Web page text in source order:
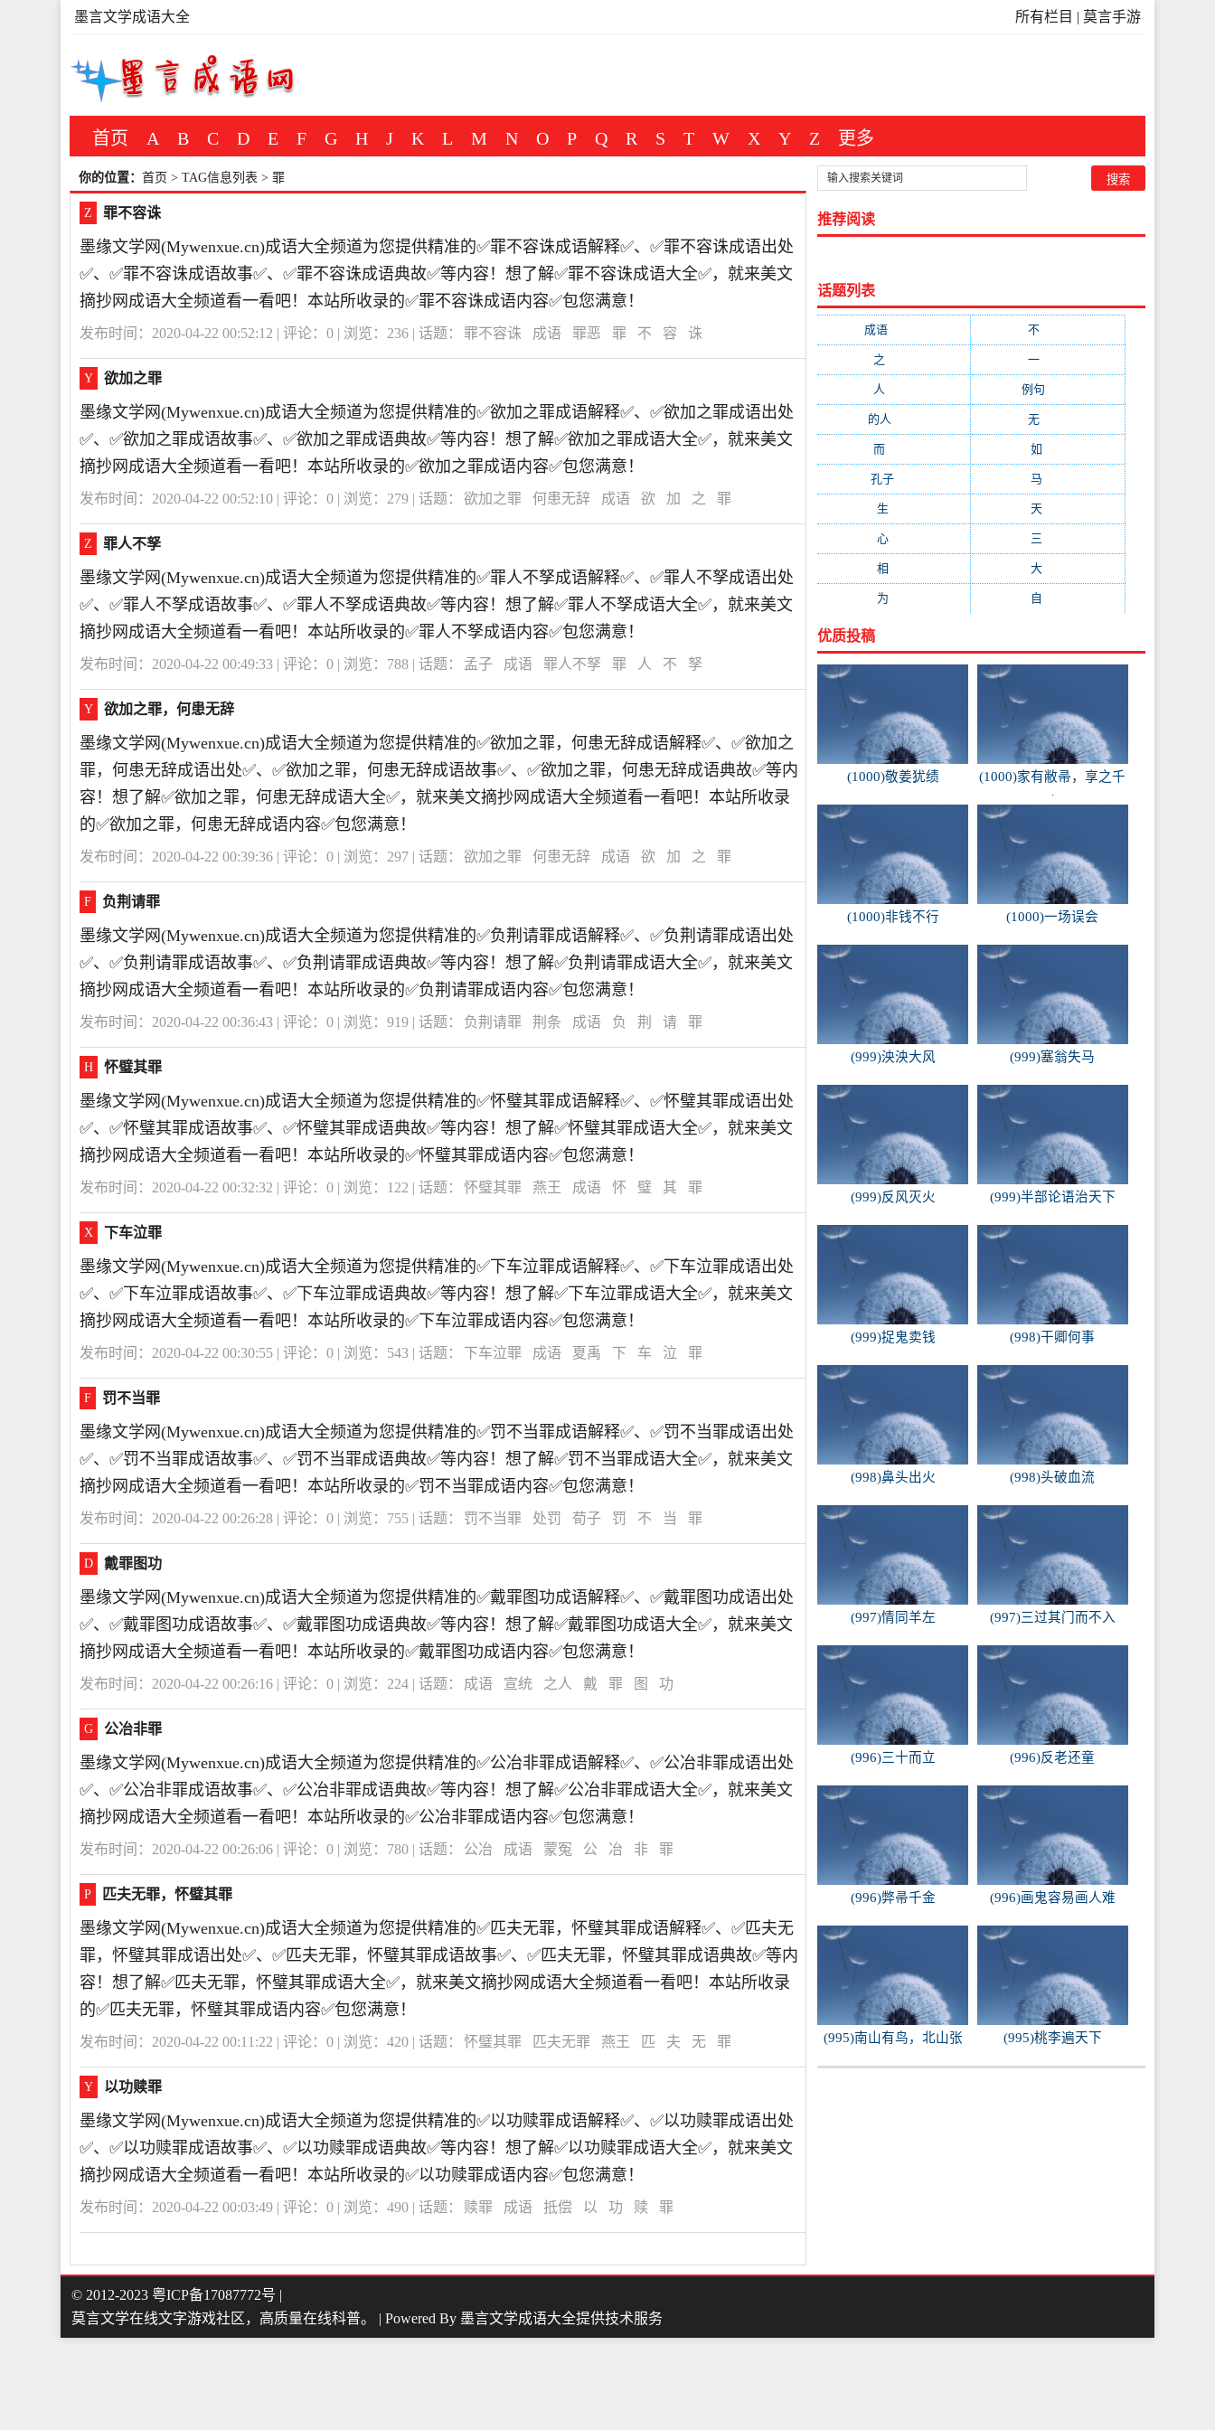
所有栏目 | 莫言手游
墨言文学成语大全
首页 A B C D E F G H J K L M N O P Q R S T W X Y Z 更多
你的位置： 首页 > TAG信息列表 > 罪
Z 罪不容诛
墨缘文学网(Mywenxue.cn)成语大全频道为您提供精准的✅罪不容诛成语解释✅、✅罪不容诛成语出处
✅、✅罪不容诛成语故事✅、✅罪不容诛成语典故✅等内容！想了解✅罪不容诛成语大全✅，就来美文
摘抄网成语大全频道看一看吧！本站所收录的✅罪不容诛成语内容✅包您满意！
发布时间：2020-04-22 00:52:12 | 评论： 0 | 浏览： 236 | 话题： 罪不容诛 成语 罪恶 罪 不 容 诛
Y 欲加之罪
墨缘文学网(Mywenxue.cn)成语大全频道为您提供精准的✅欲加之罪成语解释✅、✅欲加之罪成语出处
✅、✅欲加之罪成语故事✅、✅欲加之罪成语典故✅等内容！想了解✅欲加之罪成语大全✅，就来美文
摘抄网成语大全频道看一看吧！本站所收录的✅欲加之罪成语内容✅包您满意！
发布时间：2020-04-22 00:52:10 | 评论： 0 | 浏览： 279 | 话题： 欲加之罪 何患无辞 成语 欲 加 之 罪
Z 罪人不孥
墨缘文学网(Mywenxue.cn)成语大全频道为您提供精准的✅罪人不孥成语解释✅、✅罪人不孥成语出处
✅、✅罪人不孥成语故事✅、✅罪人不孥成语典故✅等内容！想了解✅罪人不孥成语大全✅，就来美文
摘抄网成语大全频道看一看吧！本站所收录的✅罪人不孥成语内容✅包您满意！
发布时间：2020-04-22 00:49:33 | 评论： 0 | 浏览： 788 | 话题： 孟子 成语 罪人不孥 罪 人 不 孥
Y 欲加之罪，何患无辞
墨缘文学网(Mywenxue.cn)成语大全频道为您提供精准的✅欲加之罪，何患无辞成语解释✅、✅欲加之
罪，何患无辞成语出处✅、✅欲加之罪，何患无辞成语故事✅、✅欲加之罪，何患无辞成语典故✅等内
容！想了解✅欲加之罪，何患无辞成语大全✅，就来美文摘抄网成语大全频道看一看吧！本站所收录
的✅欲加之罪，何患无辞成语内容✅包您满意！
发布时间：2020-04-22 00:39:36 | 评论： 0 | 浏览： 297 | 话题： 欲加之罪 何患无辞 成语 欲 加 之 罪
F 负荆请罪
墨缘文学网(Mywenxue.cn)成语大全频道为您提供精准的✅负荆请罪成语解释✅、✅负荆请罪成语出处
✅、✅负荆请罪成语故事✅、✅负荆请罪成语典故✅等内容！想了解✅负荆请罪成语大全✅，就来美文
摘抄网成语大全频道看一看吧！本站所收录的✅负荆请罪成语内容✅包您满意！
发布时间：2020-04-22 00:36:43 | 评论： 0 | 浏览： 919 | 话题： 负荆请罪 荆条 成语 负 荆 请 罪
H 怀璧其罪
墨缘文学网(Mywenxue.cn)成语大全频道为您提供精准的✅怀璧其罪成语解释✅、✅怀璧其罪成语出处
✅、✅怀璧其罪成语故事✅、✅怀璧其罪成语典故✅等内容！想了解✅怀璧其罪成语大全✅，就来美文
摘抄网成语大全频道看一看吧！本站所收录的✅怀璧其罪成语内容✅包您满意！
发布时间：2020-04-22 00:32:32 | 评论： 0 | 浏览： 122 | 话题： 怀璧其罪 燕王 成语 怀 璧 其 罪
X 下车泣罪
墨缘文学网(Mywenxue.cn)成语大全频道为您提供精准的✅下车泣罪成语解释✅、✅下车泣罪成语出处
✅、✅下车泣罪成语故事✅、✅下车泣罪成语典故✅等内容！想了解✅下车泣罪成语大全✅，就来美文
摘抄网成语大全频道看一看吧！本站所收录的✅下车泣罪成语内容✅包您满意！
发布时间：2020-04-22 00:30:55 | 评论： 0 | 浏览： 543 | 话题： 下车泣罪 成语 夏禹 下 车 泣 罪
F 罚不当罪
墨缘文学网(Mywenxue.cn)成语大全频道为您提供精准的✅罚不当罪成语解释✅、✅罚不当罪成语出处
✅、✅罚不当罪成语故事✅、✅罚不当罪成语典故✅等内容！想了解✅罚不当罪成语大全✅，就来美文
摘抄网成语大全频道看一看吧！本站所收录的✅罚不当罪成语内容✅包您满意！
发布时间：2020-04-22 00:26:28 | 评论： 0 | 浏览： 755 | 话题： 罚不当罪 处罚 荀子 罚 不 当 罪
D 戴罪图功
墨缘文学网(Mywenxue.cn)成语大全频道为您提供精准的✅戴罪图功成语解释✅、✅戴罪图功成语出处
✅、✅戴罪图功成语故事✅、✅戴罪图功成语典故✅等内容！想了解✅戴罪图功成语大全✅，就来美文
摘抄网成语大全频道看一看吧！本站所收录的✅戴罪图功成语内容✅包您满意！
发布时间：2020-04-22 00:26:16 | 评论： 0 | 浏览： 224 | 话题： 成语 宣统 之人 戴 罪 图 功
G 公冶非罪
墨缘文学网(Mywenxue.cn)成语大全频道为您提供精准的✅公冶非罪成语解释✅、✅公冶非罪成语出处
✅、✅公冶非罪成语故事✅、✅公冶非罪成语典故✅等内容！想了解✅公冶非罪成语大全✅，就来美文
摘抄网成语大全频道看一看吧！本站所收录的✅公冶非罪成语内容✅包您满意！
发布时间：2020-04-22 00:26:06 | 评论： 0 | 浏览： 780 | 话题： 公冶 成语 蒙冤 公 冶 非 罪
P 匹夫无罪，怀璧其罪
墨缘文学网(Mywenxue.cn)成语大全频道为您提供精准的✅匹夫无罪，怀璧其罪成语解释✅、✅匹夫无
罪，怀璧其罪成语出处✅、✅匹夫无罪，怀璧其罪成语故事✅、✅匹夫无罪，怀璧其罪成语典故✅等内
容！想了解✅匹夫无罪，怀璧其罪成语大全✅，就来美文摘抄网成语大全频道看一看吧！本站所收录
的✅匹夫无罪，怀璧其罪成语内容✅包您满意！
发布时间：2020-04-22 00:11:22 | 评论： 0 | 浏览： 420 | 话题： 怀璧其罪 匹夫无罪 燕王 匹 夫 无 罪
Y 以功赎罪
墨缘文学网(Mywenxue.cn)成语大全频道为您提供精准的✅以功赎罪成语解释✅、✅以功赎罪成语出处
✅、✅以功赎罪成语故事✅、✅以功赎罪成语典故✅等内容！想了解✅以功赎罪成语大全✅，就来美文
摘抄网成语大全频道看一看吧！本站所收录的✅以功赎罪成语内容✅包您满意！
发布时间：2020-04-22 00:03:49 | 评论： 0 | 浏览： 490 | 话题： 赎罪 成语 抵偿 以 功 赎 罪
推荐阅读
话题列表
成语 不(371)
之 一(209)
人 例句
的人 无(123)
而 如
孔子 马
生 天
心(85) 三
相 大
为 自
优质投稿
(1000)敬姜犹绩
(1000)家有敝帚，享之千
金
(1000)非钱不行 (1000)一场误会
(999)泱泱大风 (999)塞翁失马
(999)反风灭火 (999)半部论语治天下
(999)捉鬼卖钱 (998)干卿何事
(998)鼻头出火 (998)头破血流
(997)情同羊左 (997)三过其门而不入
(996)三十而立 (996)反老还童
(996)弊帚千金 (996)画鬼容易画人难
(995)南山有鸟，北山张
罗
(995)桃李遍天下
© 2012-2023 粤ICP备17087772号 |
莫言文学在线文字游戏社区，高质量在线科普。 | Powered By 墨言文学成语大全提供技术服务